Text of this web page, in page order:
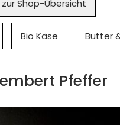
zur Shop-Übersicht
Bio Käse Butter
Pfeffer